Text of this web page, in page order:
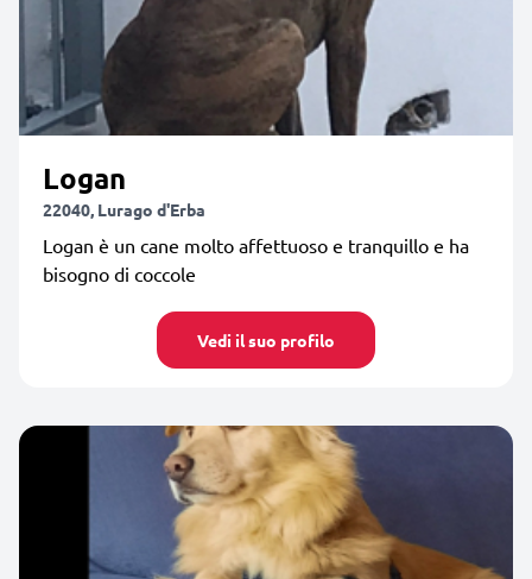
Logan
22040, Lurago d'Erba
Logan è un cane molto affettuoso e tranquillo e ha
bisogno di coccole
Vedi il suo profilo